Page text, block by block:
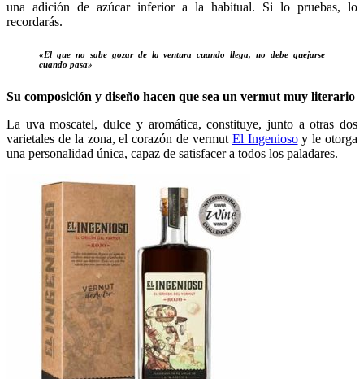
una adición de azúcar inferior a la habitual. Si lo pruebas, lo
recordarás.
«El que no sabe gozar de la ventura cuando llega, no debe quejarse
cuando pasa»
Su composición y diseño hacen que sea un vermut muy literario
La uva moscatel, dulce y aromática, constituye, junto a otras dos
varietales de la zona, el corazón de vermut El Ingeniosoy le otorga
una personalidad única, capaz de satisfacer a todos los paladares.